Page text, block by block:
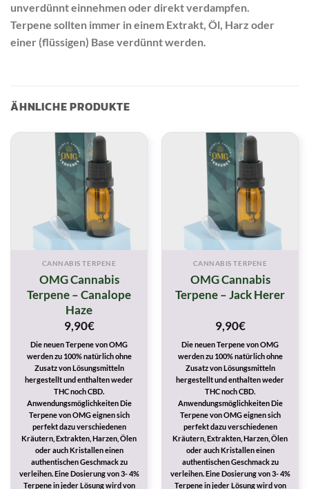
unverdünnt einnehmen oder direkt verdampfen.
Terpene sollten immer in einem Extrakt, Öl, Harz oder
einer (flüssigen) Base verdünnt werden.
ÄHNLICHE PRODUKTE
CANNABIS TERPENE
OMG Cannabis
Terpene – Canalope
Haze
9,90€
Die neuen Terpene von OMG
werden zu 100% natürlich ohne
Zusatz von Lösungsmitteln
hergestellt und enthalten weder
THC noch CBD.
Anwendungsmöglichkeiten Die
Terpene von OMG eignen sich
perfekt dazu verschiedenen
Kräutern, Extrakten, Harzen, Ölen
oder auch Kristallen einen
authentischen Geschmack zu
verleihen. Eine Dosierung von 3- 4%
Terpene in jeder Lösung wird von
CANNABIS TERPENE
OMG Cannabis
Terpene – Jack Herer
9,90€
Die neuen Terpene von OMG
werden zu 100% natürlich ohne
Zusatz von Lösungsmitteln
hergestellt und enthalten weder
THC noch CBD.
Anwendungsmöglichkeiten Die
Terpene von OMG eignen sich
perfekt dazu verschiedenen
Kräutern, Extrakten, Harzen, Ölen
oder auch Kristallen einen
authentischen Geschmack zu
verleihen. Eine Dosierung von 3- 4%
Terpene in jeder Lösung wird von